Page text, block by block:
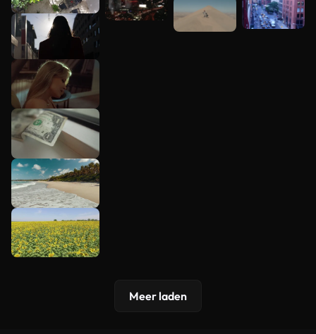
Meer laden